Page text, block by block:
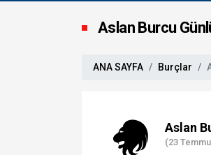
Aslan Burcu
ANA SAYFA Burçlar
Aslan
(23